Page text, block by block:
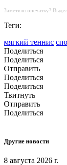
Заметили опечатку?
Теги:
мягкий теннис
Поделиться
Поделиться
Отправить
Поделиться
Поделиться
Твитнуть
Отправить
Поделиться
Другие новости
8 августа 2026 г.